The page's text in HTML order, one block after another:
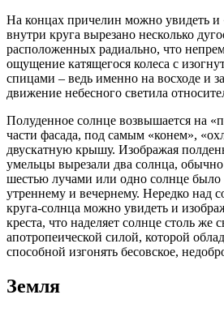
На концах причелин можно увидеть и
внутри круга вырезано несколько
расположенных радиально, что
ощущение катящегося колеса с
спицами – ведь именно на восходе и
движение небесного светила
Полуденное солнце возвышается на
части фасада, под самым «конем»,
двускатную крышу. Изображая
умельцы вырезали два солнца, обычно
шестью лучами или одно солнце
утреннему и вечернему. Нередко над
круга-солнца можно увидеть и
креста, что наделяет солнце столь же
апотропеической силой, которой
способной изгонять бесовское,
Земля